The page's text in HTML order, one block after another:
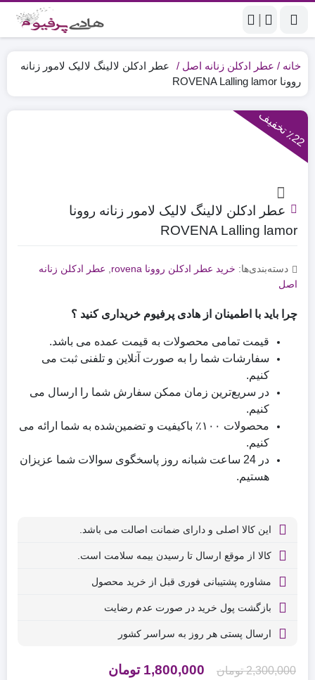
خانه عطر ادکلن زنانه اصل
عطر ادکلن لالینگ لالیک لامور زنانه
روونا ROVENA Lalling lamor
٪
2
2
ت
خ
ف
ی
ف
عطر ادکلن لالینگ لالیک لامور زنانه روونا
ROVENA Lalling lamor
دسته‌بندی‌ها: خرید عطر ادکلن روونا rovena
عطر ادکلن زنانه
اصل
چرا باید با اطمینان از هادی پرفیوم خریداری کنید ؟
قیمت تمامی محصولات به قیمت عمده می باشد.
سفارشات شما را به صورت آنلاین و تلفنی ثبت می
کنیم.
در سریع‌ترین زمان ممکن سفارش شما را ارسال می
کنیم.
محصولات ۱۰۰٪ باکیفیت و تضمین‌شده به شما ارائه می
کنیم.
در 24 ساعت شبانه روز پاسخگوی سوالات شما عزیزان
هستیم.
این کالا اصلی و دارای ضمانت اصالت می باشد.
کالا از موقع ارسال تا رسیدن بیمه سلامت است.
مشاوره پشتیبانی فوری قبل از خرید محصول
بازگشت پول خرید در صورت عدم رضایت
ارسال پستی هر روز به سراسر کشور
2,300,000 تومان
قیمت
1,800,000 تومان